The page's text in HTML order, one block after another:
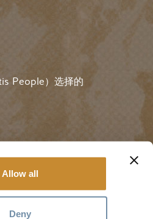
Allow all
Deny
People）选择的
用户账户菜
登录